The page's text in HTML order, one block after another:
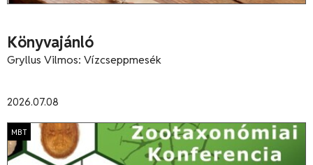
Könyvajánló
2026.07.08
Gryllus Vilmos: Vízcseppmesék
MBT